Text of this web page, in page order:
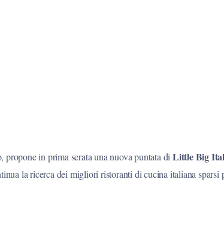
propone in prima serata una nuova puntata diLittle Big
la ricerca dei migliori ristoranti di cucina italiana sparsi